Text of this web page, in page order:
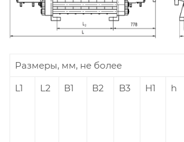
Размеры, мм, не более
L1
L2 В1 В2 B3 H1 h